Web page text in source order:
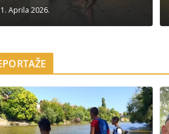
1. Aprila 2026.